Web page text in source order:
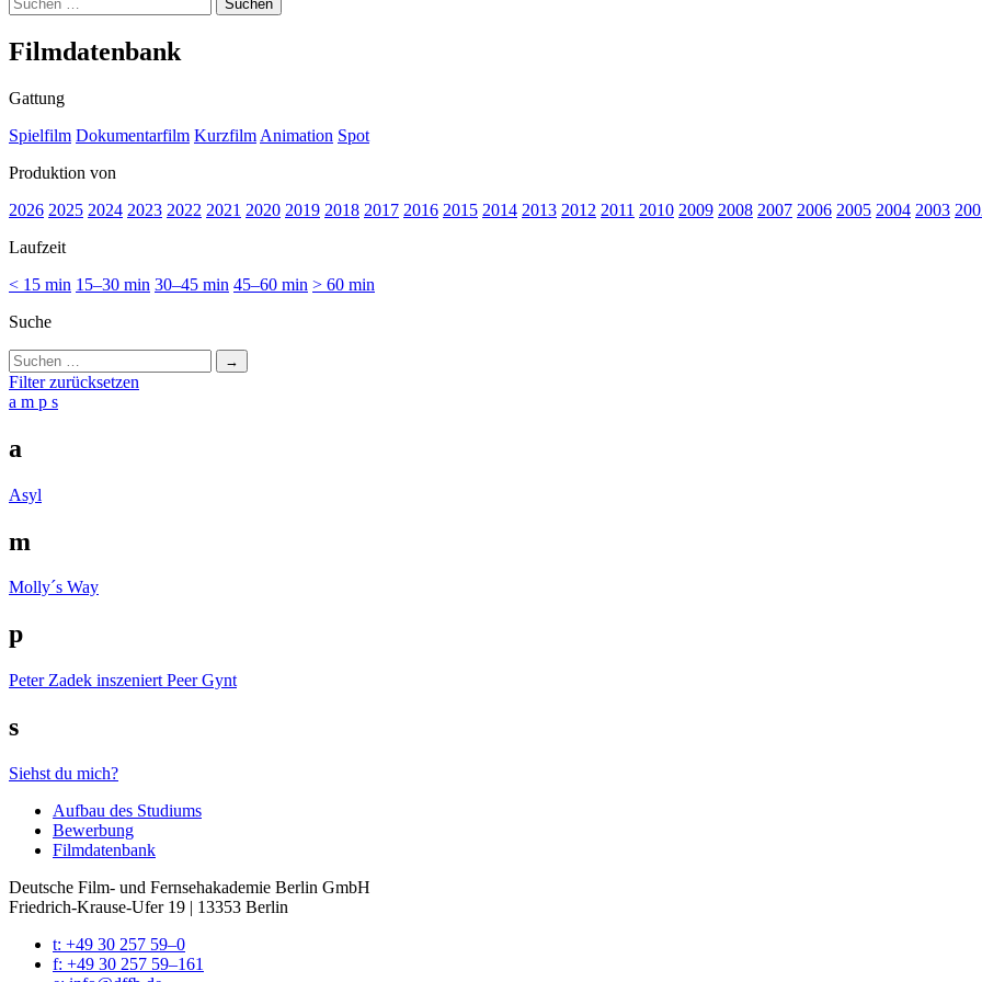
nach:
Film­da­ten­bank
Gattung
Spielfilm Dokumentarfilm Kurzfilm Animation Spot
Produktion von
2026 2025 2024 2023 2022 2021 2020 2019 2018 2017 2016 2015 2014 2013 2012 2011 2010 2009 2008 2007 2006 2005 2004 2003
Laufzeit
< 15 min 15–30 min 30–45 min 45–60 min > 60 min
Suche
Suchen
nach:
Filter zurücksetzen
a m p s
a
Asyl
m
Molly´s Way
p
Peter Zadek inszeniert Peer Gynt
s
Siehst du mich?
Auf­bau des Stu­di­ums
Bewer­bung
Film­da­ten­bank
Deutsche Film- und Fernseh­akademie Berlin GmbH
Friedrich-Krause-Ufer 19 | 13353 Berlin
t: +49 30 257 59–0
f: +49 30 257 59–161